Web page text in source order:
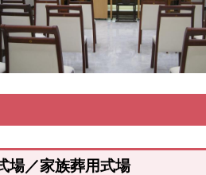
場／家族葬用式場